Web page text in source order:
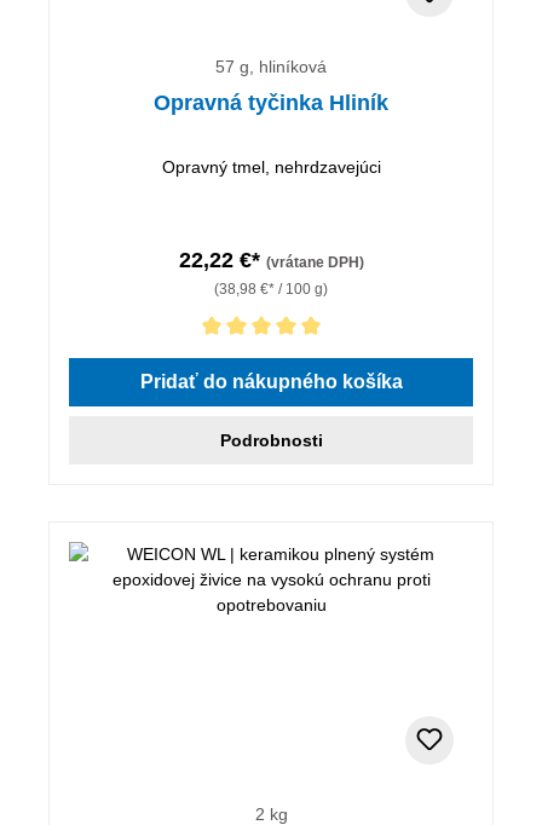
57 g, hliníková
Opravná tyčinka Hliník
Opravný tmel, nehrdzavejúci
22,22 €* (vrátane DPH)
(38,98 €* / 100 g)
Priemerné hodnotenie 5 z 5 hviezdičiek
Pridať do nákupného košíka
Podrobnosti
2 kg